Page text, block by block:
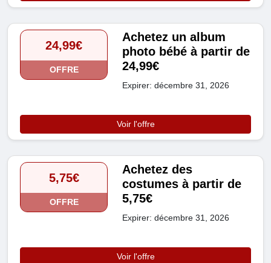
24,99€
OFFRE
Achetez un album
photo bébé à partir de
24,99€
Expirer: décembre 31, 2026
Voir l'offre
5,75€
OFFRE
Achetez des
costumes à partir de
5,75€
Expirer: décembre 31, 2026
Voir l'offre